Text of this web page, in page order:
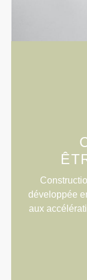
développée
aux